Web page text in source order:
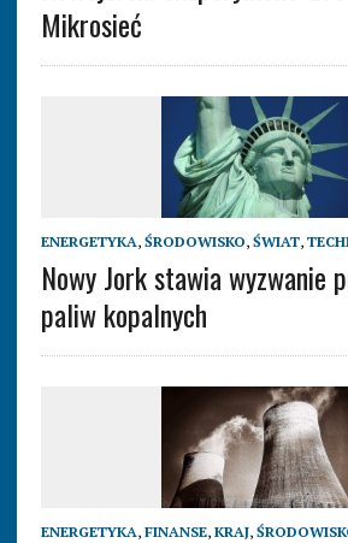
Mikrosieć
ENERGETYKA, ŚRODOWISKO, ŚWIAT,
Nowy Jork stawia wyzwanie
paliw kopalnych
ENERGETYKA, FINANSE, KRAJ,